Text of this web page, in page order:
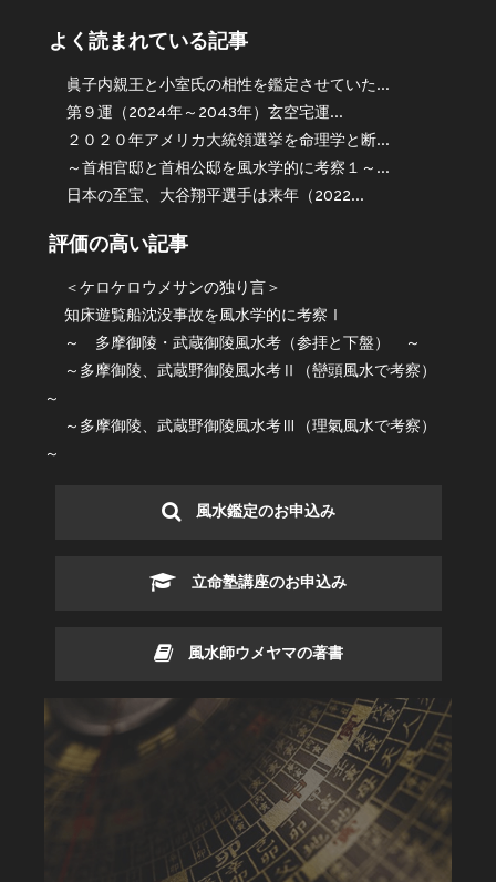
よく読まれている記事
眞子内親王と小室氏の相性を鑑定させていた...
第９運（2024年～2043年）玄空宅運...
２０２０年アメリカ大統領選挙を命理学と断...
～首相官邸と首相公邸を風水学的に考察１～...
日本の至宝、大谷翔平選手は来年（2022...
評価の高い記事
＜ケロケロウメサンの独り言＞
知床遊覧船沈没事故を風水学的に考察Ⅰ
～ 多摩御陵・武蔵御陵風水考（参拝と下盤） ～
～多摩御陵、武蔵野御陵風水考Ⅱ（巒頭風水で考察）
～
～多摩御陵、武蔵野御陵風水考Ⅲ（理氣風水で考察）
～
風水鑑定のお申込み
立命塾講座のお申込み
風水師ウメヤマの著書